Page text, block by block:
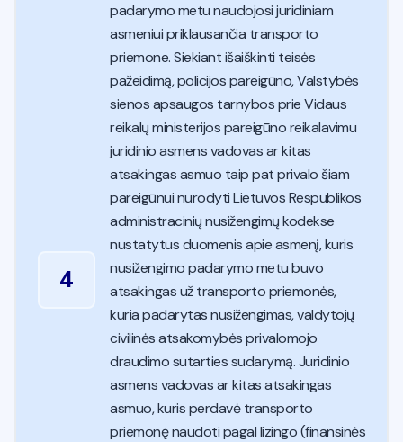
4
padarymo metu naudojosi juridiniam
asmeniui priklausančia transporto
priemone. Siekiant išaiškinti teisės
pažeidimą, policijos pareigūno, Valstybės
sienos apsaugos tarnybos prie Vidaus
reikalų ministerijos pareigūno reikalavimu
juridinio asmens vadovas ar kitas
atsakingas asmuo taip pat privalo šiam
pareigūnui nurodyti Lietuvos Respublikos
administracinių nusižengimų kodekse
nustatytus duomenis apie asmenį, kuris
nusižengimo padarymo metu buvo
atsakingas už transporto priemonės,
kuria padarytas nusižengimas, valdytojų
civilinės atsakomybės privalomojo
draudimo sutarties sudarymą. Juridinio
asmens vadovas ar kitas atsakingas
asmuo, kuris perdavė transporto
priemonę naudoti pagal lizingo (finansinės